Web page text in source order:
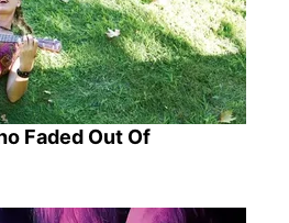
Faded Out Of